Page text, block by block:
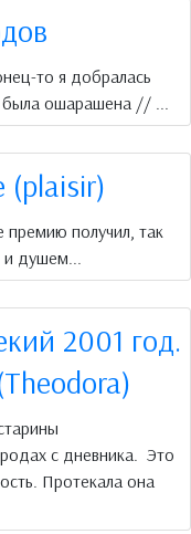
то я добралась
ошарашена // ...
получил, так
душем...
2001 год.
с дневника. Это
Протекала она